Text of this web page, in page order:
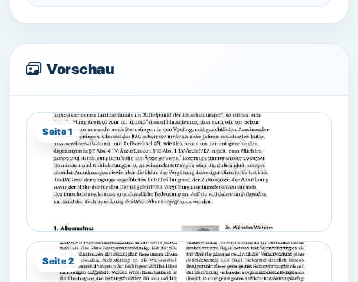
Vorschau
Seite 1
Seite 2